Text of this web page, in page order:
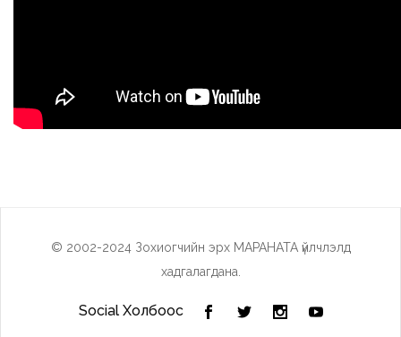
© 2002-2024 Зохиогчийн эрх МАРАНАТА үйлчлэлд
хадгалагдана.
Social Холбоос